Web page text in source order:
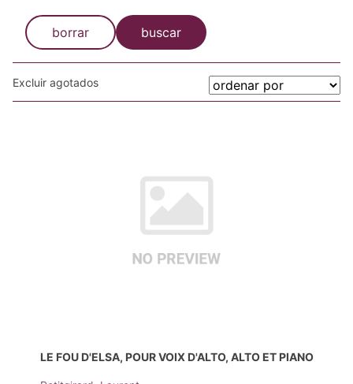
borrar buscar
Excluir agotados
LE FOU D'ELSA, POUR VOIX D'ALTO, ALTO ET PIANO